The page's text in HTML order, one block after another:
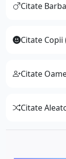
Citate
Citate Copii
Citate
Citate